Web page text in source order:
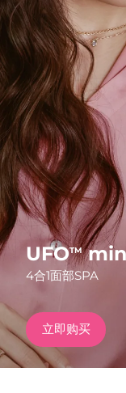
UFOTM
4合1面部SPA
立即购买
issa™ Teeth
FAQ™ Dual
热门产品
特别优惠
红光疗法
发货国家
美国
英国
西班牙
澳大利亚
法国
德国
加拿大